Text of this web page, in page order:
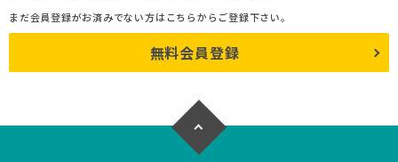
まだ会員登録がお済みでない方はこちらからご登録下さい。
無料会員登録